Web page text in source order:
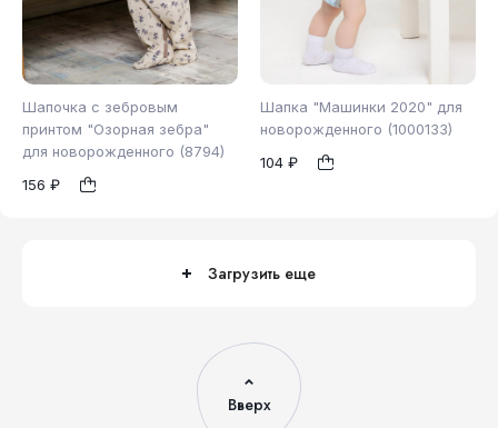
Шапочка с зебровым
принтом "Озорная зебра"
для новорожденного (8794)
156 ₽
1
Шапка "Машинки 2020" для
новорожденного (1000133)
104 ₽
44
Загрузить еще
Вверх